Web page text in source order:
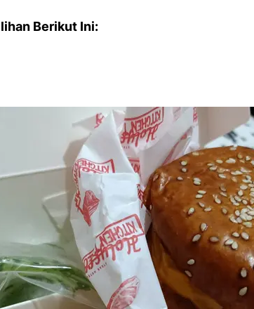
Berikut Ini: